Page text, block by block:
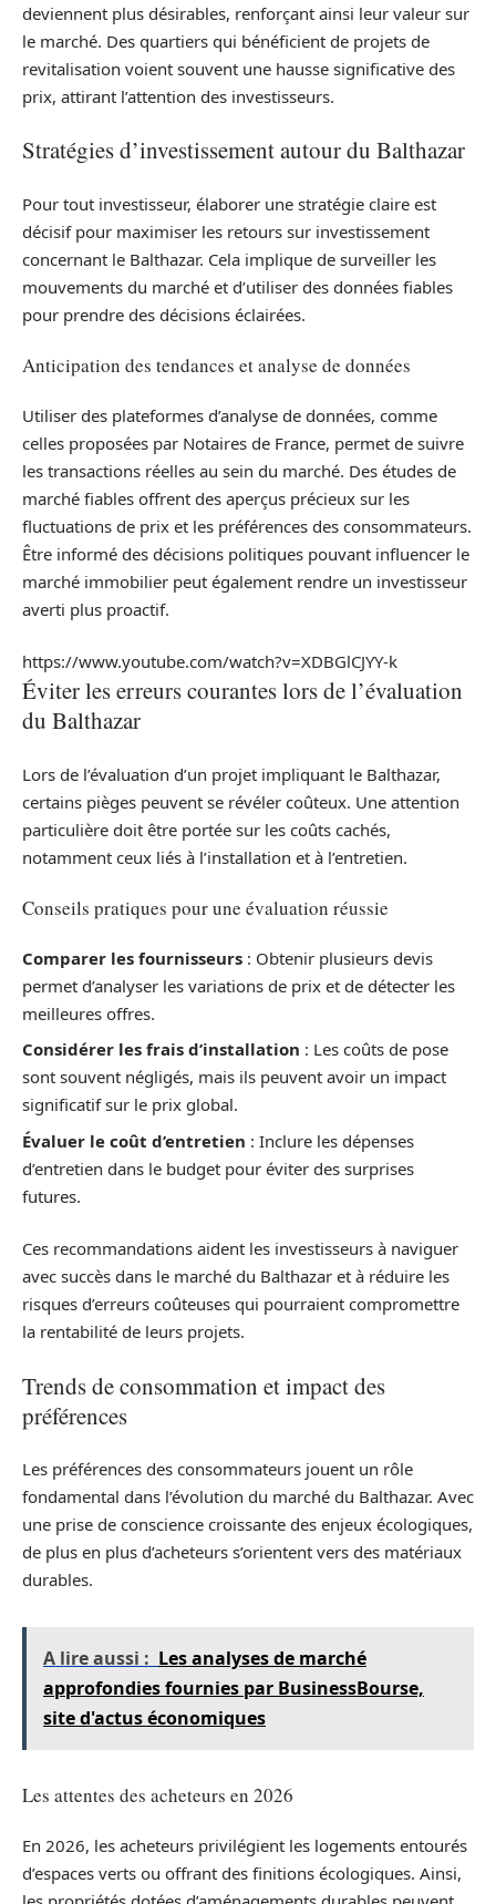
deviennent plus désirables, renforçant ainsi leur valeur sur
le marché. Des quartiers qui bénéficient de projets de
revitalisation voient souvent une hausse significative des
prix, attirant l’attention des investisseurs.
Stratégies d’investissement autour du Balthazar
Pour tout investisseur, élaborer une stratégie claire est
décisif pour maximiser les retours sur investissement
concernant le Balthazar. Cela implique de surveiller les
mouvements du marché et d’utiliser des données fiables
pour prendre des décisions éclairées.
Anticipation des tendances et analyse de données
Utiliser des plateformes d’analyse de données, comme
celles proposées par Notaires de France, permet de suivre
les transactions réelles au sein du marché. Des études de
marché fiables offrent des aperçus précieux sur les
fluctuations de prix et les préférences des consommateurs.
Être informé des décisions politiques pouvant influencer le
marché immobilier peut également rendre un investisseur
averti plus proactif.
https://www.youtube.com/watch?v=XDBGlCJYY-k
Éviter les erreurs courantes lors de l’évaluation
du Balthazar
Lors de l’évaluation d’un projet impliquant le Balthazar,
certains pièges peuvent se révéler coûteux. Une attention
particulière doit être portée sur les coûts cachés,
notamment ceux liés à l’installation et à l’entretien.
Conseils pratiques pour une évaluation réussie
Comparer les fournisseurs : Obtenir plusieurs devis
permet d’analyser les variations de prix et de détecter les
meilleures offres.
Considérer les frais d’installation : Les coûts de pose
sont souvent négligés, mais ils peuvent avoir un impact
significatif sur le prix global.
Évaluer le coût d’entretien : Inclure les dépenses
d’entretien dans le budget pour éviter des surprises
futures.
Ces recommandations aident les investisseurs à naviguer
avec succès dans le marché du Balthazar et à réduire les
risques d’erreurs coûteuses qui pourraient compromettre
la rentabilité de leurs projets.
Trends de consommation et impact des
préférences
Les préférences des consommateurs jouent un rôle
fondamental dans l’évolution du marché du Balthazar. Avec
une prise de conscience croissante des enjeux écologiques,
de plus en plus d’acheteurs s’orientent vers des matériaux
durables.
A lire aussi : Les analyses de marché
approfondies fournies par BusinessBourse,
site d'actus économiques
Les attentes des acheteurs en 2026
En 2026, les acheteurs privilégient les logements entourés
d’espaces verts ou offrant des finitions écologiques. Ainsi,